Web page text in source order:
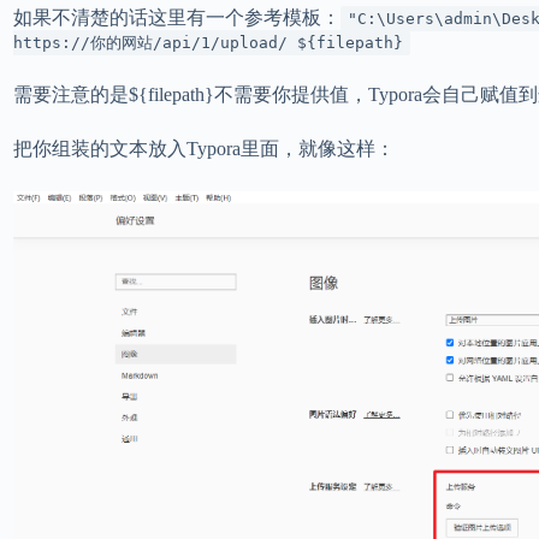
如果不清楚的话这里有一个参考模板：
https://你的网站/api/1/upload/ ${filepath}
需要注意的是${filepath}不需要你提供值，Typora会自己赋值
把你组装的文本放入Typora里面，就像这样：